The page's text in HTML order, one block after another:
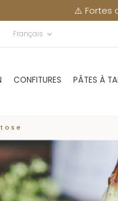
: merci de
Français keyboard_arrow_down
CONFITURES PÂTES À